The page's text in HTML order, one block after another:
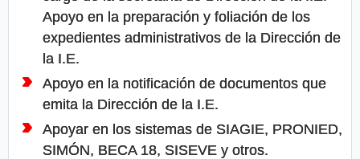
Apoyo en la preparación y foliación de los
expedientes administrativos de la Dirección de
la I.E.
Apoyo en la notificación de documentos que
emita la Dirección de la I.E.
Apoyar en los sistemas de SIAGIE, PRONIED,
SIMÓN, BECA 18, SISEVE y otros.